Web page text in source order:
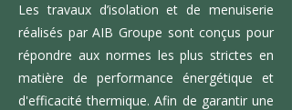
Les travaux d’isolation et de menuiserie
réalisés par AIB Groupe sont conçus pour
répondre aux normes les plus strictes en
matière de performance énergétique et
d'efficacité thermique. Afin de garantir une